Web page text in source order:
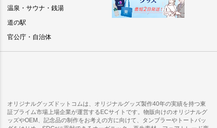
温泉・サウナ・銭湯
道の駅
官公庁・自治体
オリジナルグッズドットコムは、オリジナルグッズ製作40年の実績を持つ東
証プライム市場上場企業が運営するECサイトです。物販向けのオリジナルグ
ッズやOEM、記念品の制作をお考えの方に向けて、タンブラーやトートバッ